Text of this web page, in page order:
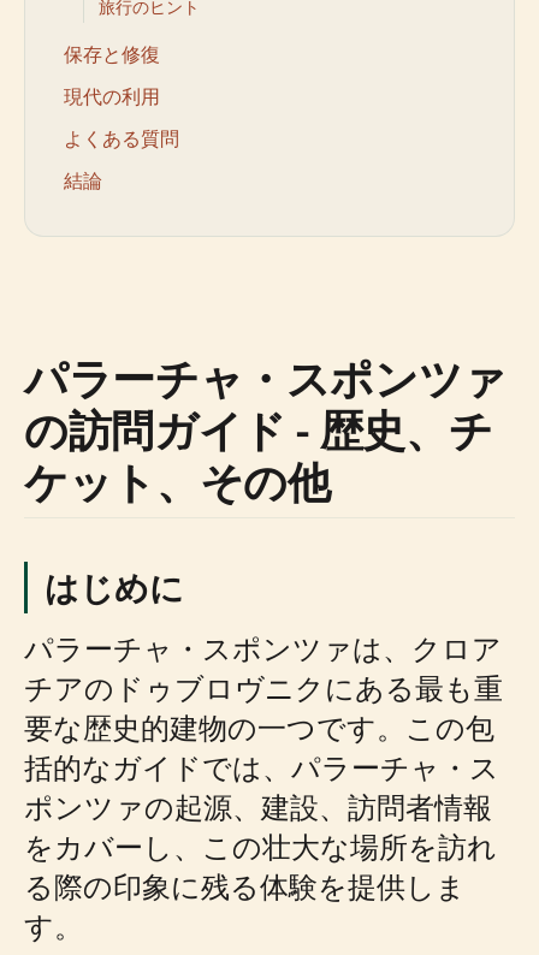
旅行のヒント
保存と修復
現代の利用
よくある質問
結論
パラーチャ・スポンツァ
の訪問ガイド - 歴史、チ
ケット、その他
はじめに
パラーチャ・スポンツァは、クロア
チアのドゥブロヴニクにある最も重
要な歴史的建物の一つです。この包
括的なガイドでは、パラーチャ・ス
ポンツァの起源、建設、訪問者情報
をカバーし、この壮大な場所を訪れ
る際の印象に残る体験を提供しま
す。